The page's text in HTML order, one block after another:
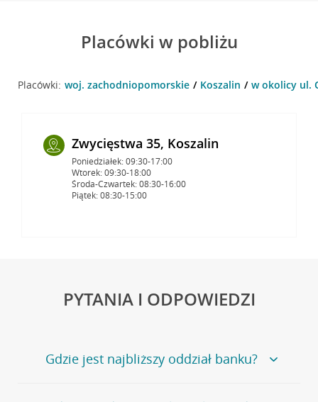
Placówki w pobliżu
Placówki: woj. zachodniopomorskie Koszalin w okolicy ul.
Zwycięstwa 35, Koszalin
Poniedziałek: 09:30-17:00
Wtorek: 09:30-18:00
Środa-Czwartek: 08:30-16:00
Piątek: 08:30-15:00
PYTANIA I ODPOWIEDZI
Gdzie jest najbliższy oddział banku?